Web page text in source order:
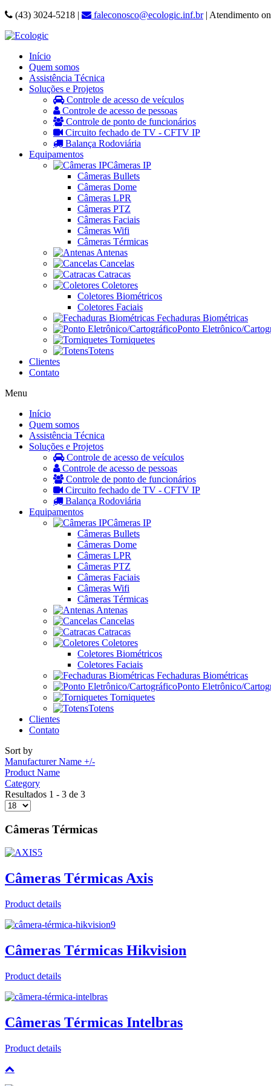
(43) 3024-5218 | faleconosco@ecologic.inf.br| Atendimento
Início
Quem somos
Assistência Técnica
Soluções e Projetos
Controle de acesso de veículos
Controle de acesso de pessoas
Controle de ponto de funcionários
Circuito fechado de TV - CFTV IP
Balança Rodoviária
Equipamentos
Câmeras IP
Câmeras Bullets
Câmeras Dome
Câmeras LPR
Câmeras PTZ
Câmeras Faciais
Câmeras Wifi
Câmeras Térmicas
Antenas
Cancelas
Catracas
Coletores
Coletores Biométricos
Coletores Faciais
Fechaduras Biométricas
Ponto Eletrônico/
Torniquetes
Totens
Clientes
Contato
Menu
Início
Quem somos
Assistência Técnica
Soluções e Projetos
Controle de acesso de veículos
Controle de acesso de pessoas
Controle de ponto de funcionários
Circuito fechado de TV - CFTV IP
Balança Rodoviária
Equipamentos
Câmeras IP
Câmeras Bullets
Câmeras Dome
Câmeras LPR
Câmeras PTZ
Câmeras Faciais
Câmeras Wifi
Câmeras Térmicas
Antenas
Cancelas
Catracas
Coletores
Coletores Biométricos
Coletores Faciais
Fechaduras Biométricas
Ponto Eletrônico/
Torniquetes
Totens
Clientes
Contato
Sort by
Manufacturer Name +/-
Product Name
Category
Resultados 1 - 3 de 3
Câmeras Térmicas
Câmeras Térmicas Axis
Product details
Câmeras Térmicas Hikvision
Product details
Câmeras Térmicas Intelbras
Product details